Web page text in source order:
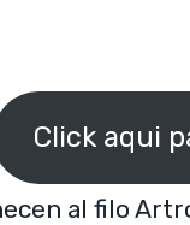
Click aqui
al filo